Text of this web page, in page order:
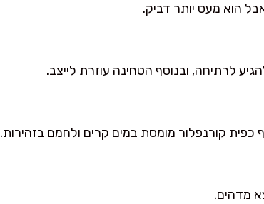
אבל הוא מעט יותר דביק.
לרתיחה, ובנוסף הטחינה עוזרת לייצב.
כפית קורנפלור מומסת במים קרים ולחמם בזהירות.
מדהים.